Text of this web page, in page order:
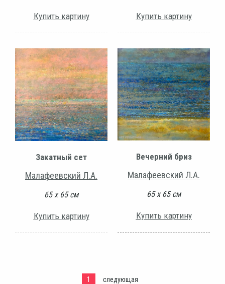
Купить картину Купить картину
Закатный сет
Малафеевский Л.А.
65 х 65 см
Купить картину
Вечерний бриз
Малафеевский Л.А.
65 х 65 см
Купить картину
1 следующая